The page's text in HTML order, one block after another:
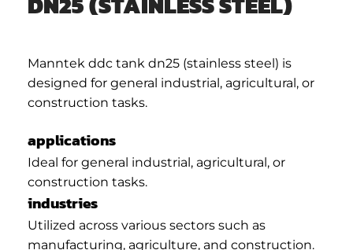
Manntek ddc tank dn25 (stainless steel) is
designed for general industrial, agricultural, or
construction tasks.
applications
Ideal for general industrial, agricultural, or
construction tasks.
industries
Utilized across various sectors such as
manufacturing, agriculture, and construction.